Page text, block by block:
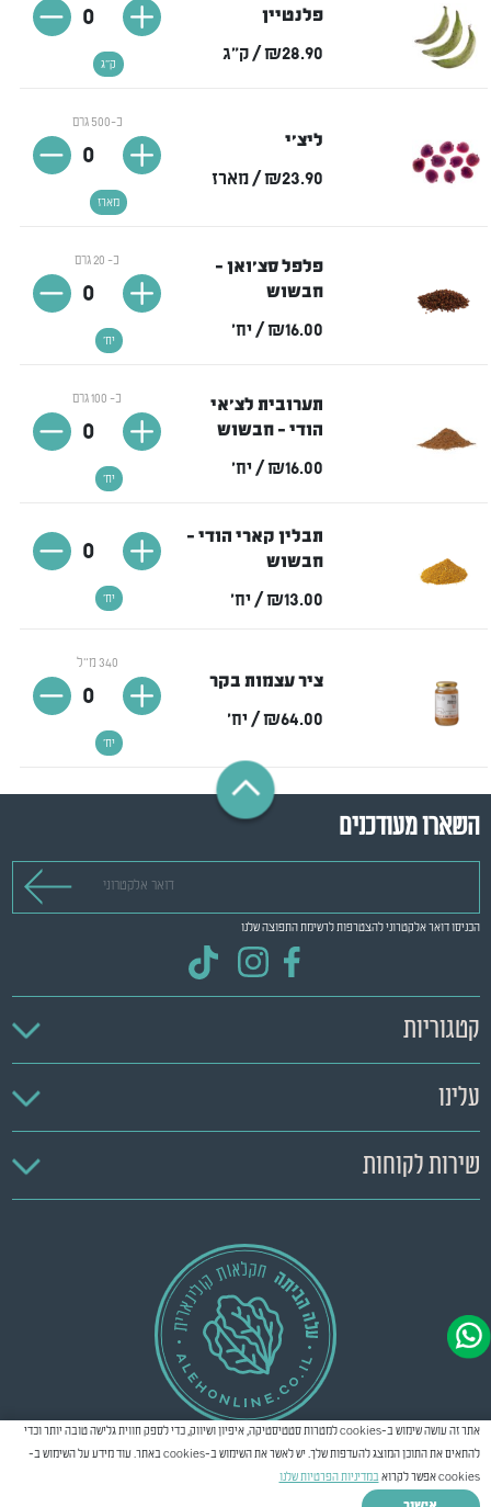
פלנטיין
₪28.90/ ק"ג ק"ג
0
ליצ'י
₪23.90/ מארז
כ-500 גרם
מארז
0
פלפל סצ'ואן -
חבשוש
₪16.00/ יח'
כ- 20 גרם
יח'
0
תערובית לצ'אי
הודי - חבשוש
₪16.00/ יח'
כ- 100 גרם
יח'
0
תבלין קארי הודי -
חבשוש
₪13.00/ יח' יח'
0
ציר עצמות בקר
₪64.00/ יח'
340 מ"ל
יח'
0
השארו מעודכנים
הכניסו דואר אלקטרוני להצטרפות לרשימת התפוצה שלנו
קטגוריות
עלינו
שירות לקוחות
Creatix
אתר זה עושה שימוש ב-cookies למטרות סטטיסטיקה, איפיון ושיווק, כדי לספק חווית גלישה טובה יותר וכדי
להתאים את התוכן המוצג להעדפות שלך. יש לאשר את השימוש ב-cookies באתר. עוד מידע על השימוש ב-
cookies אפשר לקרוא
במדיניות הפרטיות שלנו